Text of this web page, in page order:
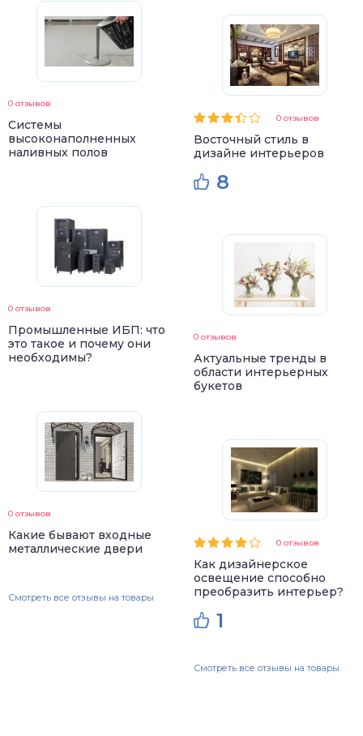
0 отзывов
Системы
высоконаполненных
наливных полов
0 отзывов
Промышленные ИБП: что
это такое и почему они
необходимы?
0 отзывов
Какие бывают входные
металлические двери
Смотреть все отзывы на товары
0 отзывов
Восточный стиль в
дизайне интерьеров
8
0 отзывов
Актуальные тренды в
области интерьерных
букетов
0 отзывов
Как дизайнерское
освещение способно
преобразить интерьер?
1
Смотреть все отзывы на товары